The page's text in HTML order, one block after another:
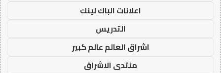
اعلانات الباك لينك
التدريس
اشراق العالم عالم كبير
منتدى الاشراق